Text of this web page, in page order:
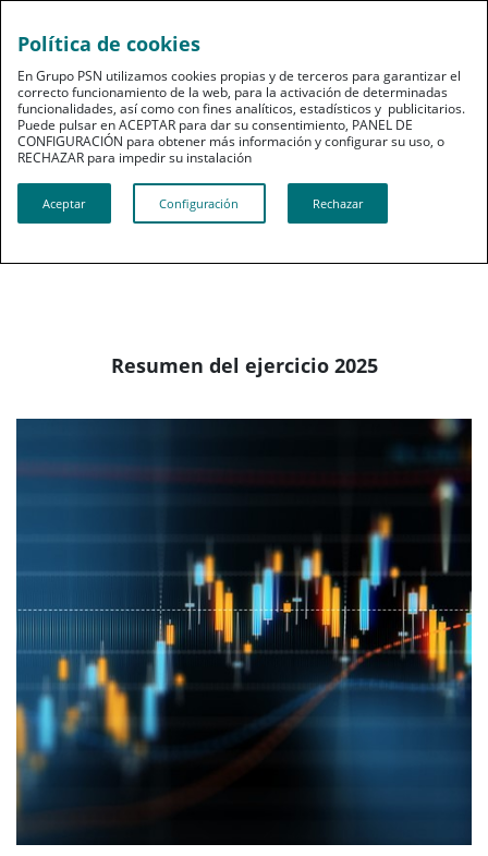
Información financiera
Principales magnitudes
Resumen del ejercicio 2025
Política de cookies
En Grupo PSN utilizamos cookies propias y de terceros para garantizar el
correcto funcionamiento de la web, para la activación de determinadas
funcionalidades, así como con fines analíticos, estadísticos y publicitarios.
Puede pulsar en ACEPTAR para dar su consentimiento, PANEL DE
CONFIGURACIÓN para obtener más información y configurar su uso, o
RECHAZAR para impedir su instalación​​​​​​​
Aceptar Configuración Rechazar